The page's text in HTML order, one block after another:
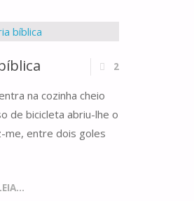
2
na cozinha cheio
de bicicleta abriu-lhe o
me, entre dois goles